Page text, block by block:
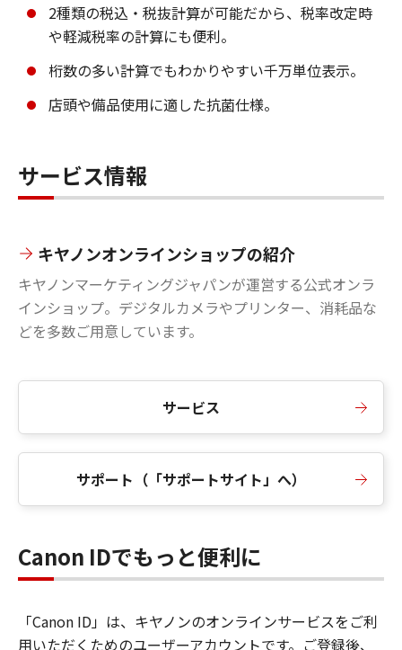
2種類の税込・税抜計算が可能だから、税率改定時
や軽減税率の計算にも便利。
桁数の多い計算でもわかりやすい千万単位表示。
店頭や備品使用に適した抗菌仕様。
サービス情報
キヤノンオンラインショップの紹介
キヤノンマーケティングジャパンが運営する公式オンラ
インショップ。デジタルカメラやプリンター、消耗品な
どを多数ご用意しています。
サービス
サポート（「サポートサイト」へ）
Canon IDでもっと便利に
「Canon ID」は、キヤノンのオンラインサービスをご利
用いただくためのユーザーアカウントです。ご登録後、